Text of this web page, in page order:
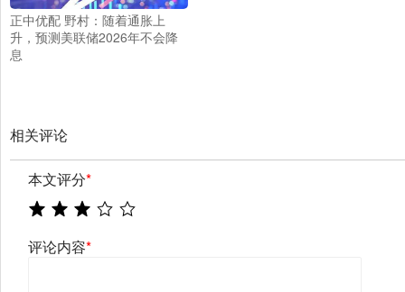
正中优配 野村：随着通胀上
升，预测美联储2026年不会降
息
相关评论
本文评分*
评论内容*